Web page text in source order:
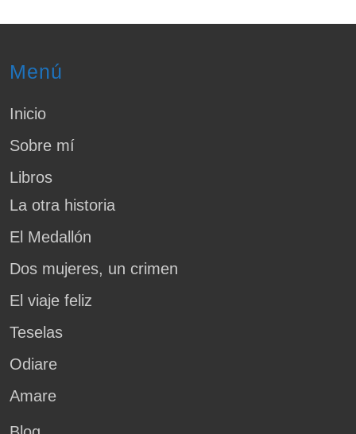
e
o
o
er
p
Menú
Inicio
Sobre mí
Libros
La otra historia
El Medallón
Dos mujeres, un crimen
El viaje feliz
Teselas
Odiare
Amare
Blog